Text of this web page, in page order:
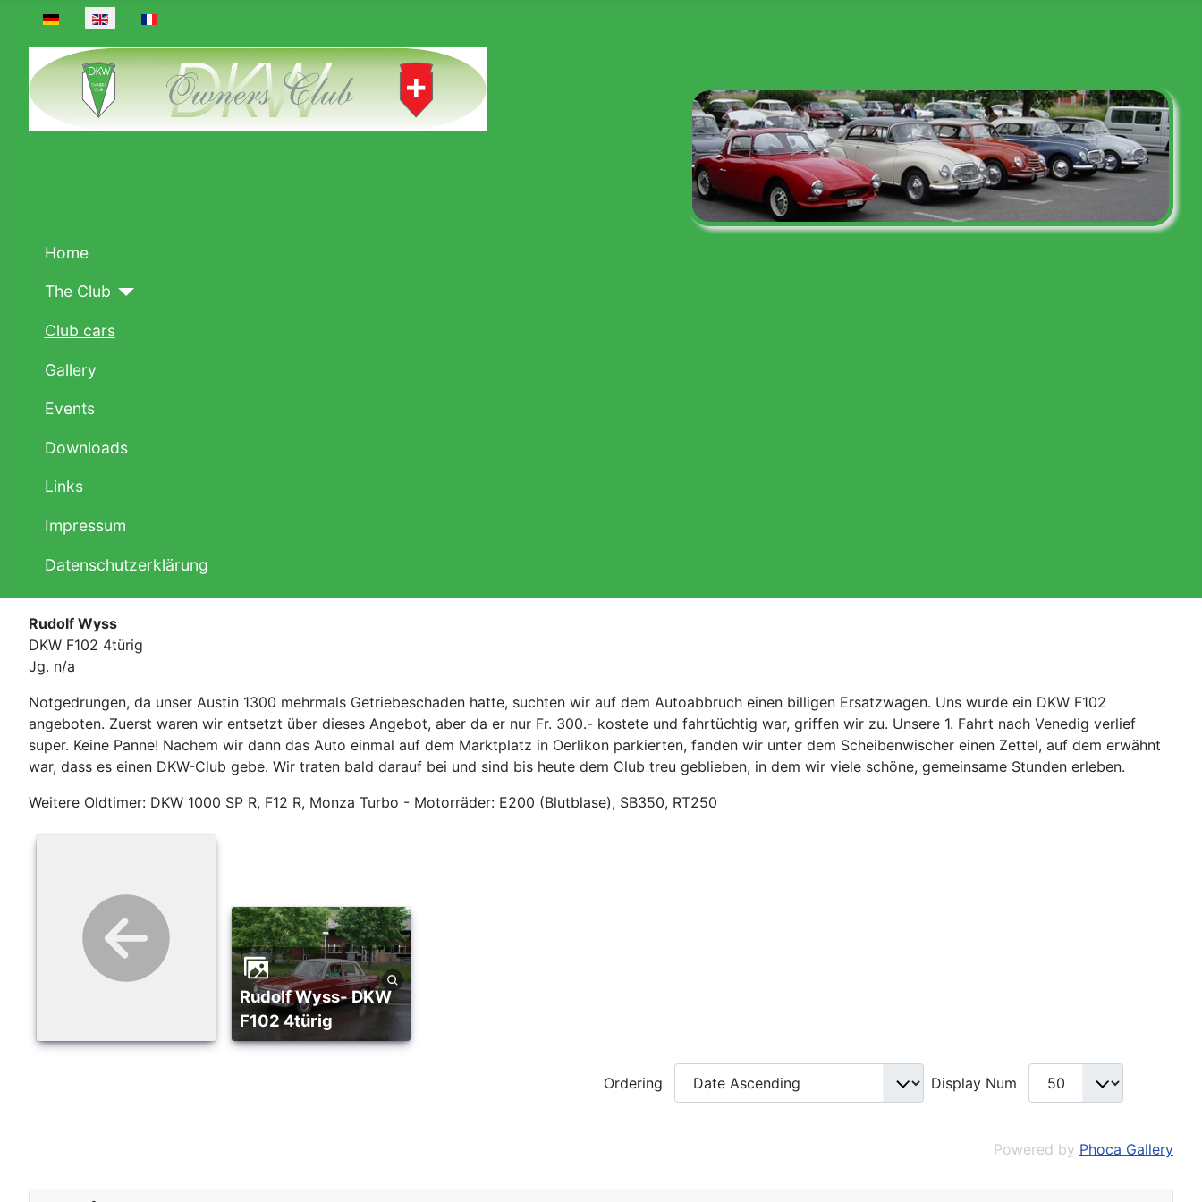
Select your language
Home
The Club
Club cars
Gallery
Events
Downloads
Links
Impressum
Datenschutzerklärung
Rudolf Wyss
DKW F102 4türig
Jg. n/a
Notgedrungen, da unser Austin 1300 mehrmals Getriebeschaden hatte, suchten wir auf dem Autoabbruch einen billigen Ersatzwagen. Uns wurde ein DKW F102
angeboten. Zuerst waren wir entsetzt über dieses Angebot, aber da er nur Fr. 300.- kostete und fahrtüchtig war, griffen wir zu. Unsere 1. Fahrt nach Venedig verlief
super. Keine Panne! Nachem wir dann das Auto einmal auf dem Marktplatz in Oerlikon parkierten, fanden wir unter dem Scheibenwischer einen Zettel, auf dem erwähnt
war, dass es einen DKW-Club gebe. Wir traten bald darauf bei und sind bis heute dem Club treu geblieben, in dem wir viele schöne, gemeinsame Stunden erleben.
Weitere Oldtimer: DKW 1000 SP R, F12 R, Monza Turbo - Motorräder: E200 (Blutblase), SB350, RT250
Rudolf Wyss- DKW
F102 4türig
Ordering Display Num
Powered by Phoca Gallery